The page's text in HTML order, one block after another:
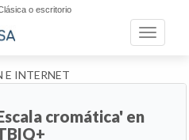
o escritorio
Toggle
E INTERNET
cromática' en